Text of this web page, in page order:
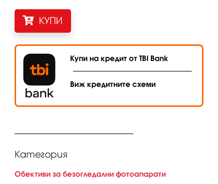
КУПИ
Купи на кредит от TBI Bank
Виж кредитните схеми
Категория
Обективи за безогледални фотоапарати